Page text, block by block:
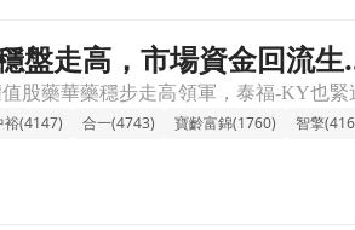
盤走高，市場資金回流生
裕(4147) 合一(4743) 寶齡富錦(1760) 智擎